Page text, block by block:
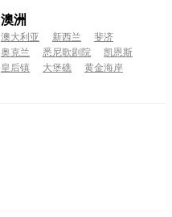
澳洲
澳大利亚 新西兰
斐济
奥克兰
悉尼歌剧院
凯恩斯
皇后镇
大堡礁 黄金海岸